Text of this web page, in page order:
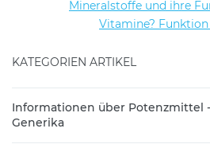
Mineralstoffe und ihre
Vitamine?
KATEGORIEN ARTIKEL
Informationen über Potenzmittel -
Generika